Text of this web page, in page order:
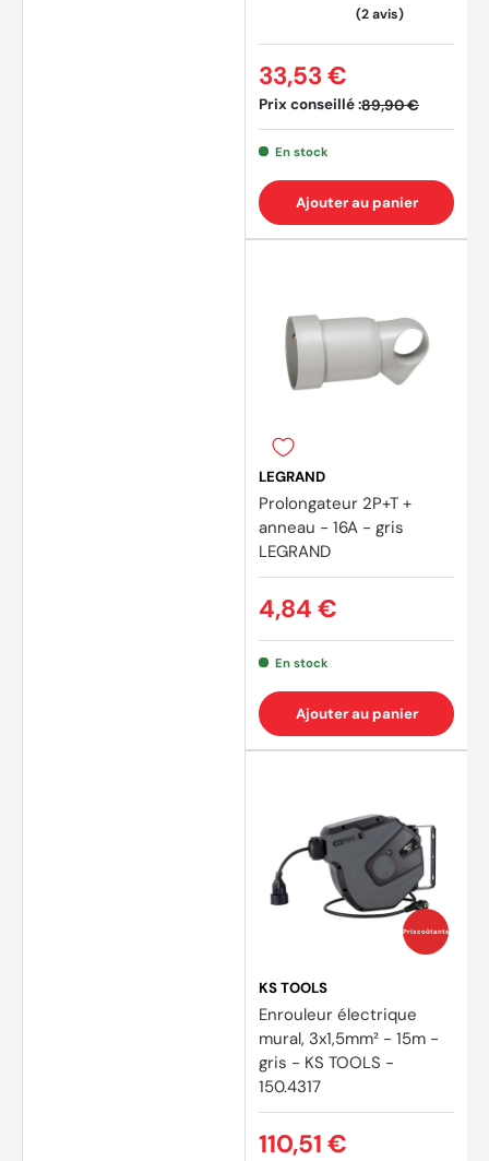
Prix conseillé :89,90 €
33,53 €
En stock
Ajouter au panier
LEGRAND
Prolongateur 2P+T +
anneau - 16A - gris
LEGRAND
4,84 €
En stock
Ajouter au panier
Prix coûtants
KS TOOLS
Enrouleur électrique
mural, 3x1,5mm² - 15m -
gris - KS TOOLS -
150.4317
110,51 €